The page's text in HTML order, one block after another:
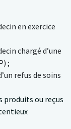
en exercice
chargé d’une
;
refus de soins
produits ou reçus